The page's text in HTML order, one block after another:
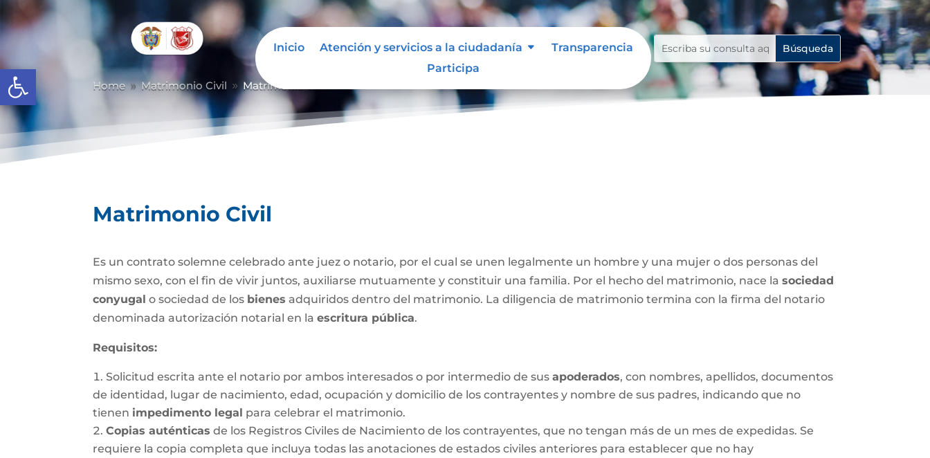
Abrir barra de herramientas
Inicio Atención y servicios a la ciudadanía
Transparencia
Participa
Home 9 Matrimonio Civil 9 Matrimonio Civil
Matrimonio Civil
Es un contrato solemne celebrado ante juez o notario, por el cual se unen legalmente un hombre y una mujer o dos personas del
mismo sexo, con el fin de vivir juntos, auxiliarse mutuamente y constituir una familia. Por el hecho del matrimonio, nace lasociedad
conyugal o sociedad de los bienes adquiridos dentro del matrimonio. La diligencia de matrimonio termina con la firma del notario
denominada autorización notarial en laescritura pública.
Requisitos:
Solicitud escrita ante el notario por ambos interesados o por intermedio de susapoderados, con nombres, apellidos, documentos
de identidad, lugar de nacimiento, edad, ocupación y domicilio de los contrayentes y nombre de sus padres, indicando que no
tienen impedimento legal para celebrar el matrimonio.
Copias auténticas de los Registros Civiles de Nacimiento de los contrayentes, que no tengan más de un mes de expedidas. Se
requiere la copia completa que incluya todas las anotaciones de estados civiles anteriores para establecer que no hay